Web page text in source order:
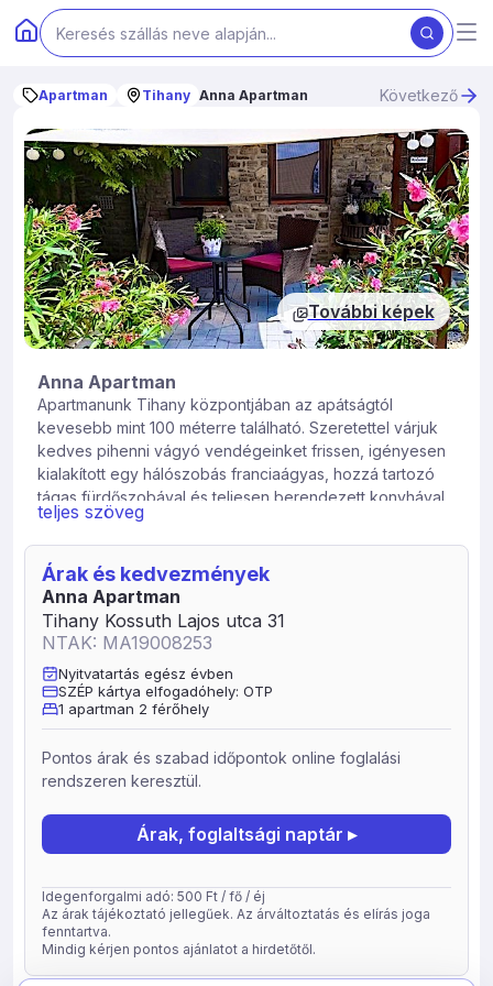
Apartman Tihany Anna Apartman Következő
További képek
Anna Apartman
Apartmanunk Tihany központjában az apátságtól
kevesebb mint 100 méterre található. Szeretettel várjuk
kedves pihenni vágyó vendégeinket frissen, igényesen
kialakított egy hálószobás franciaágyas, hozzá tartozó
tágas fürdőszobával és teljesen berendezett konyhával
ellátott 35 m2-es apartmanunkban.
parkolást biztosítunk. Fogyassza el reggeli kávéját a nap
nagy részében árnyékos, leanderekkel övezett kis
teraszán. Tihanyban az aktív kikapcsolódást kedvelők is
otthon érezhetik magukat. Számos programmal, állandó
kiállításokkal, túra útvonalakkal, sportolási
lehetőségekkel és nem utolsó sorban balatoni
strandokkal várjuk vendégeinket.
A kisgyermekkel érkezőknek igény szerint babaágyat,
etetőszéket és babaápolási eszközöket biztosítunk.
pihenhessenek ezért apartmanunk minden ablaka
szúnyoghálóval ellátott, a hálószoba ablakai fényzáró
kategóriás matraccal és anti-allergén ágyneművel ellátott.
teljes szöveg
Árak és kedvezmények
Anna Apartman
Tihany Kossuth Lajos utca 31
NTAK: MA19008253
Nyitvatartás egész évben
SZÉP kártya elfogadóhely: OTP
1 apartman 2 férőhely
Pontos árak és szabad időpontok online foglalási
rendszeren keresztül.
Árak, foglaltsági naptár ▸
Idegenforgalmi adó: 500 Ft / fő / éj
Az árak tájékoztató jellegűek. Az árváltoztatás és elírás joga
fenntartva.
Mindig kérjen pontos ajánlatot a hirdetőtől.